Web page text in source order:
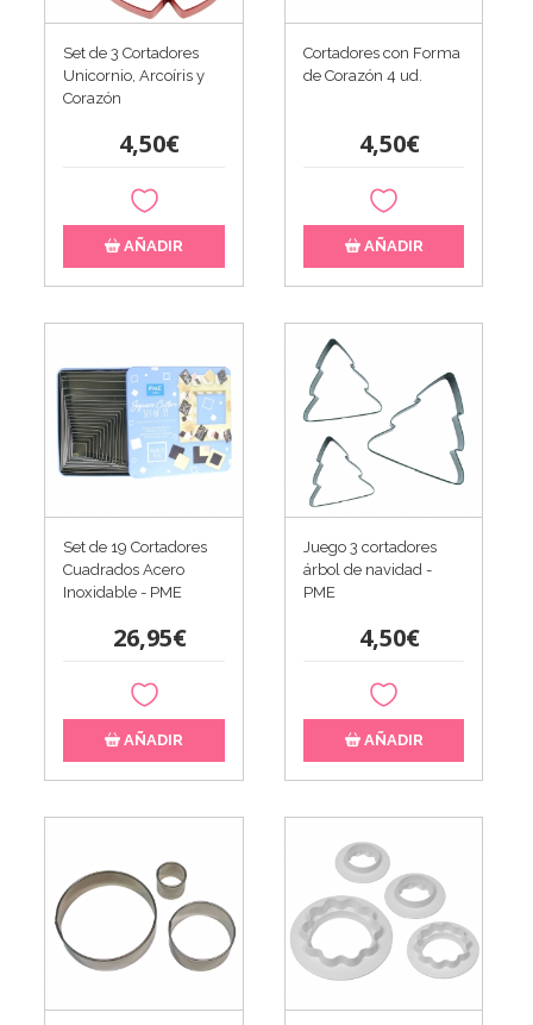
Set de 3 Cortadores
Unicornio, Arcoíris y
Corazón
4,50€
AÑADIR
Cortadores con Forma
de Corazón 4 ud.
4,50€
AÑADIR
Set de 19 Cortadores
Cuadrados Acero
Inoxidable - PME
26,95€
AÑADIR
Juego 3 cortadores
árbol de navidad -
PME
4,50€
AÑADIR